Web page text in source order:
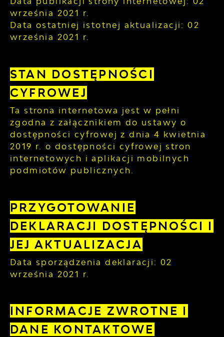
września 2021 r.
Data ostatniej istotnej aktualizacji:02
września 2021 r.
STAN DOSTĘPNOŚCI
CYFROWEJ
Ta strona internetowa jest w pełni
zgodna z załącznikiem do ustawy o
dostępności cyfrowej z dnia 4 kwietnia
2019 r. o dostępności cyfrowej stron
internetowych i aplikacji mobilnych
podmiotów publicznych.
PRZYGOTOWANIE
DEKLARACJI DOSTĘPNOŚCI I
JEJ AKTUALIZACJA
Data sporządzenia deklaracji: 02
września 2021 r.
INFORMACJE ZWROTNE I
DANE KONTAKTOWE